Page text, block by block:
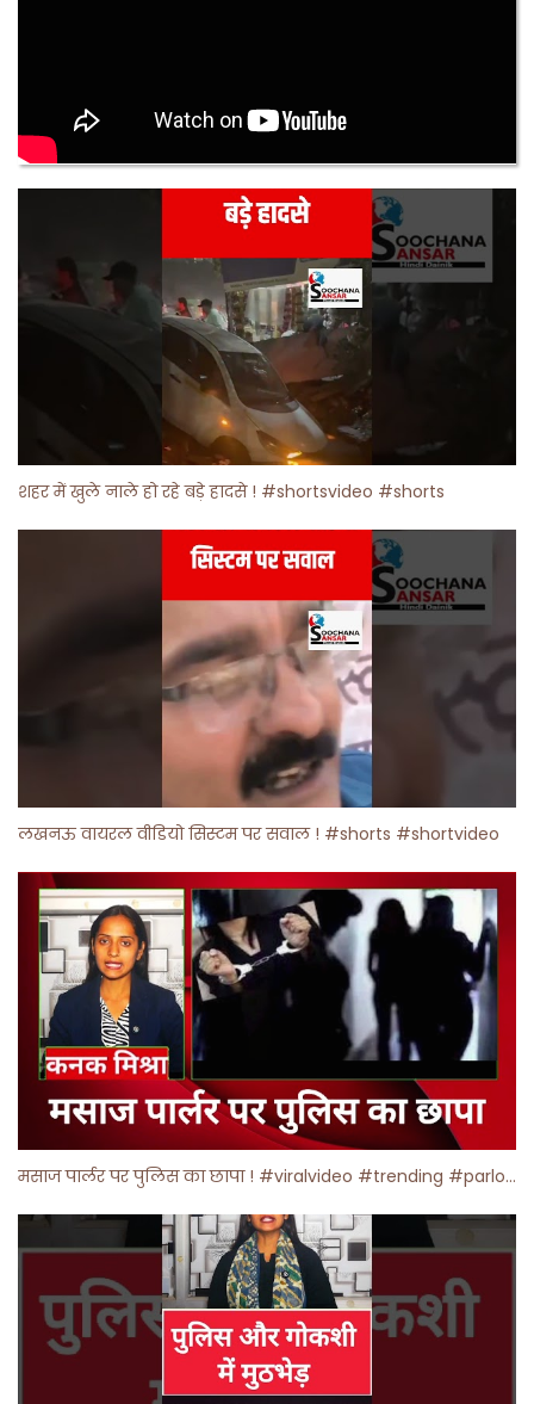
शहर में खुले नाले हो रहे बड़े हादसे ! #shortsvideo #shorts
लखनऊ वायरल वीडियो सिस्टम पर सवाल ! #shorts #shortvideo
मसाज पार्लर पर पुलिस का छापा ! #viralvideo #trending #parlour